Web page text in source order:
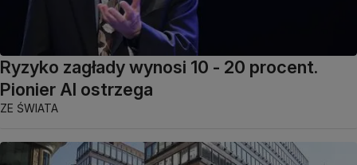
Ryzyko zagłady wynosi 10 - 20 procent.
Pionier AI ostrzega
ZE ŚWIATA